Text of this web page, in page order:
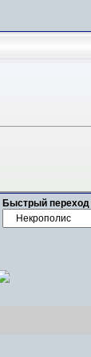
Быстрый переход